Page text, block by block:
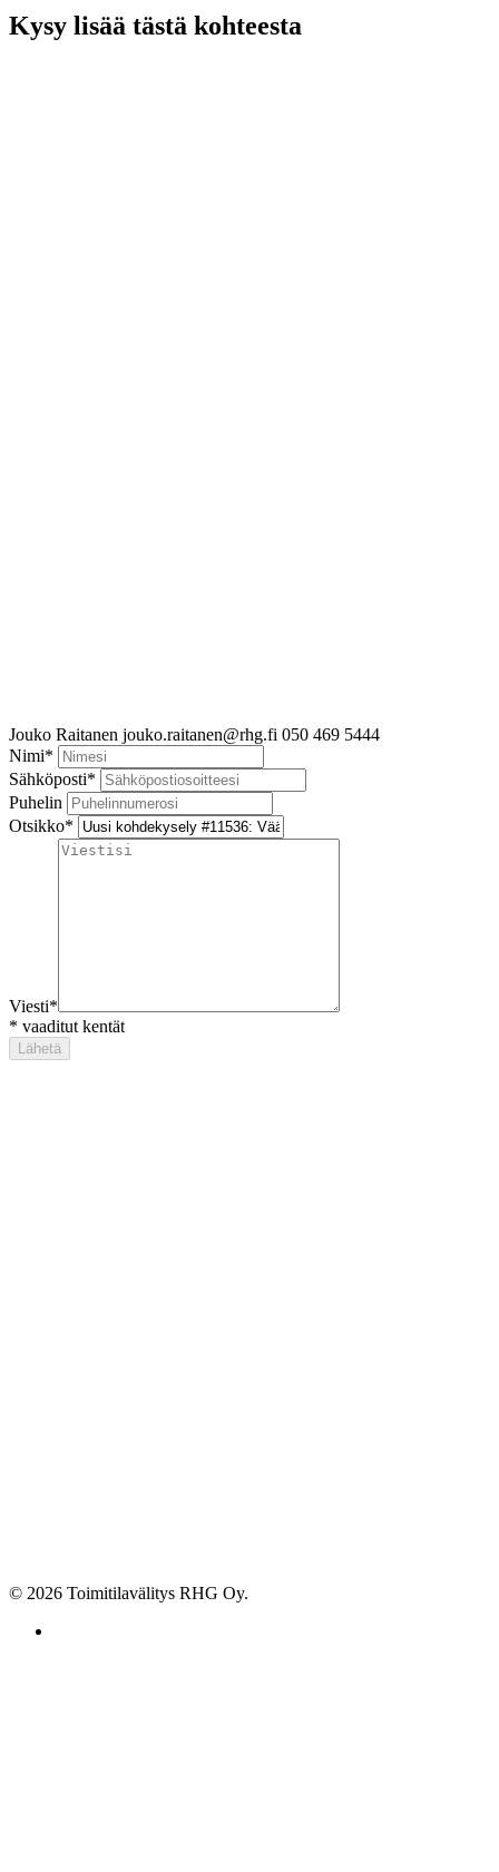
Kysy lisää tästä kohteesta
Jouko Raitanen jouko.raitanen@rhg.fi 050 469 5444
Nimi*
Sähköposti*
Puhelin
Otsikko*
Viesti*
* vaaditut kentät
© 2026 Toimitilavälitys RHG Oy.